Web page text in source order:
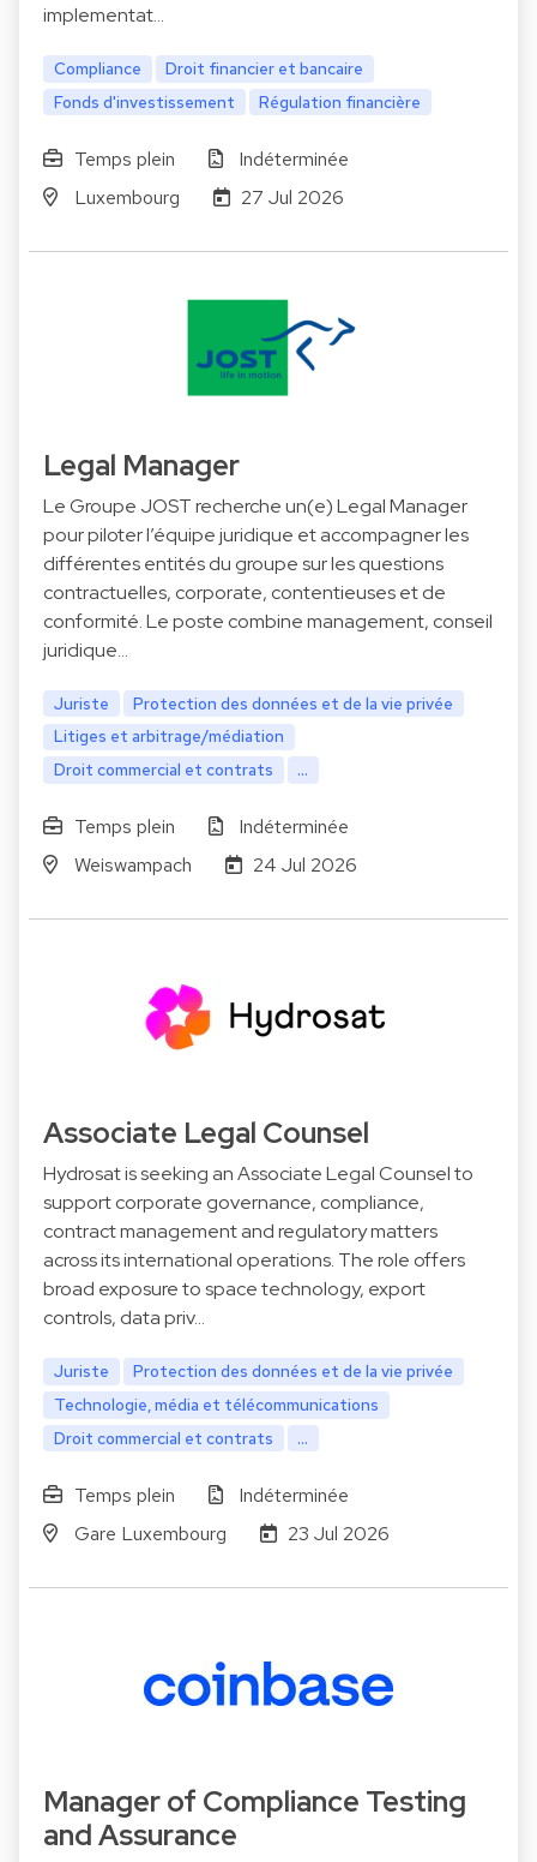
implementat…
Compliance
Droit financier et bancaire
Fonds d'investissement
Régulation financière
Temps plein
Indéterminée
Luxembourg
27 Jul 2026
Legal Manager
Le Groupe JOST recherche un(e) Legal Manager
pour piloter l’équipe juridique et accompagner les
différentes entités du groupe sur les questions
contractuelles, corporate, contentieuses et de
conformité. Le poste combine management, conseil
juridique…
Juriste
Protection des données et de la vie privée
Litiges et arbitrage/médiation
Droit commercial et contrats
...
Temps plein
Indéterminée
Weiswampach
24 Jul 2026
Associate Legal Counsel
Hydrosat is seeking an Associate Legal Counsel to
support corporate governance, compliance,
contract management and regulatory matters
across its international operations. The role offers
broad exposure to space technology, export
controls, data priv…
Juriste
Protection des données et de la vie privée
Technologie, média et télécommunications
Droit commercial et contrats
...
Temps plein
Indéterminée
Gare Luxembourg
23 Jul 2026
Manager of Compliance Testing
and Assurance